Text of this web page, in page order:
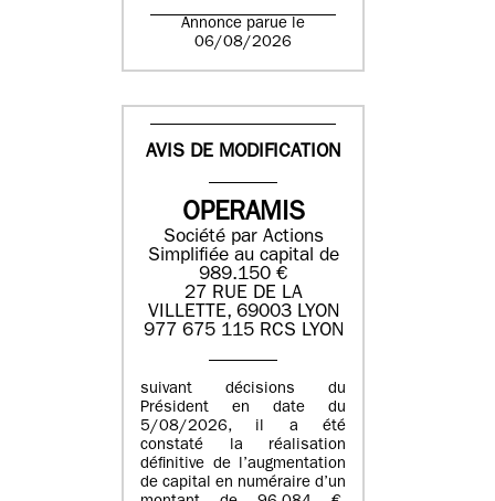
Annonce parue le
06/08/2026
AVIS DE MODIFICATION
OPERAMIS
Société par Actions
Simplifiée au capital de
989.150 €
27 RUE DE LA
VILLETTE, 69003 LYON
977 675 115 RCS LYON
suivant décisions du
Président en date du
5/08/2026, il a été
constaté la réalisation
définitive de l’augmentation
de capital en numéraire d’un